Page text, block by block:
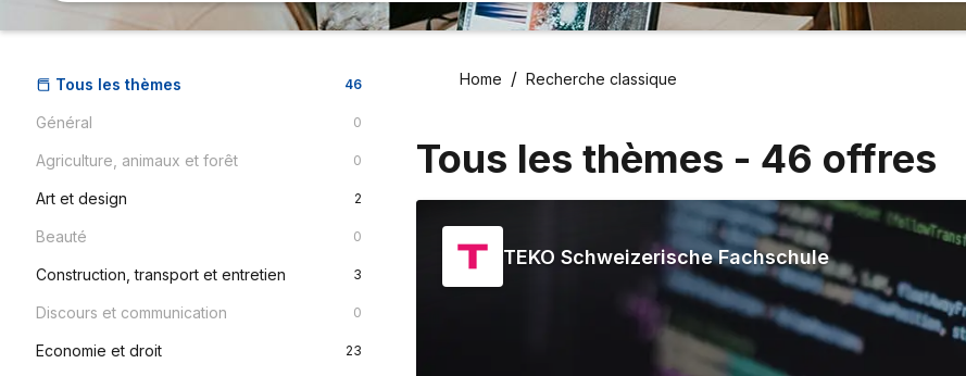
Tous les thèmes 46
Général 0
Agriculture, animaux et forêt 0
Art et design 2
Beauté 0
Construction, transport et entretien 3
Discours et communication 0
Economie et droit 23
Home Recherche classique
Tous les thèmes - 46 offres
TEKO Schweizerische Fachschule